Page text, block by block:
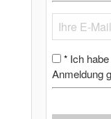
* Ich
Anmeldung